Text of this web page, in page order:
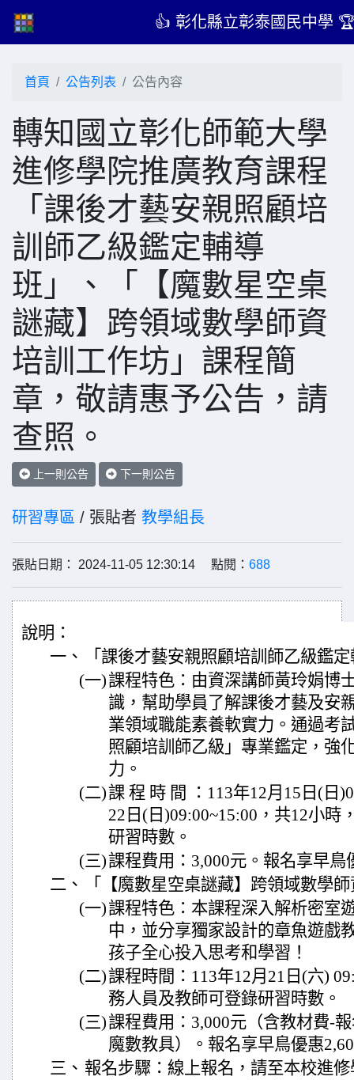
👍 彰化縣立彰泰國民中學
首頁 公告列表 公告內容
轉知國立彰化師範大學
進修學院推廣教育課程
「課後才藝安親照顧培
訓師乙級鑑定輔導
班」、「【魔數星空桌
謎藏】跨領域數學師資
培訓工作坊」課程簡
章，敬請惠予公告，請
查照。
上一則公告 下一則公告
研習專區 / 張貼者 教學組長
張貼日期： 2024-11-05 12:30:14 點閱： 688
說明：
一、
「課後才藝安親照顧培訓師乙級鑑
(一)課程特色：由資深講師黃玲娟博
識，幫助學員了解課後才藝及安
業領域職能素養軟實力。通過考
照顧培訓師乙級」專業鑑定，強
力。
(二)課 程 時 間 ：113年12月15日(日
22日(日)09:00~15:00，共12小時
研習時數。
(三)課程費用：3,000元。報名享早鳥
二、
「【魔數星空桌謎藏】跨領域數學
(一)課程特色：本課程深入解析密室
中，並分享獨家設計的章魚遊戲
孩子全心投入思考和學習！
(二)課程時間：113年12月21日(六)
務人員及教師可登錄研習時數。
(三)課程費用：3,000元（含教材費-
魔數教具）。報名享早鳥優惠
三、 報名步驟：線上報名，請至本校進